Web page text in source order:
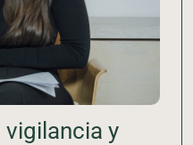
vigilancia y